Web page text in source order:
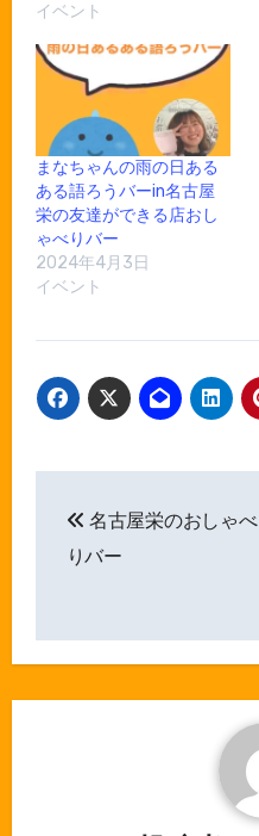
イベント
まなちゃんの雨の日ある
ある語ろうバーin名古屋
栄の友達ができる店おし
ゃべりバー
2024年4月3日
イベント
稿
ビ
名古屋栄のおしゃべ
りバー